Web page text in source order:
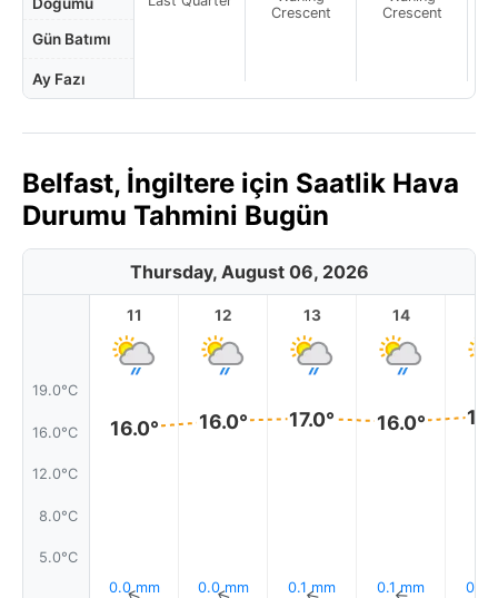
Gün Batımı
Ay Fazı
Crescent
Crescent
Belfast, İngiltere için Saatlik Hava
Durumu Tahmini Bugün
Thursday, August 06, 2026
19.0°C
16.0°C
12.0°C
8.0°C
5.0°C
11
16.0°
0.0 mm
12
16.0°
0.0 mm
13
17.0°
0.1 mm
14
16.0°
0.1 mm 0.1